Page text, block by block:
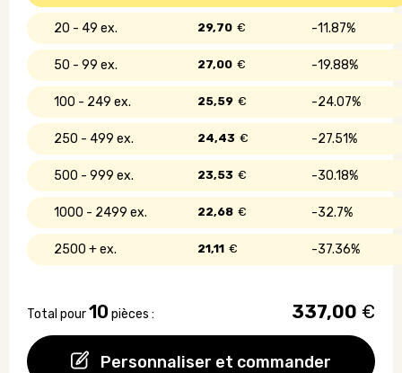
Personnaliser et commander
20 - 49 11.87%
29,70 €
50 - 99 19.88%
27,00 €
100 - 249 24.07%
25,59 €
250 - 499 27.51%
24,43 €
500 - 999 30.18%
23,53 €
1000 - 2499 32.7%
22,68 €
2500 + 37.36%
21,11 €
Total pour10 pièces : 337,00 €